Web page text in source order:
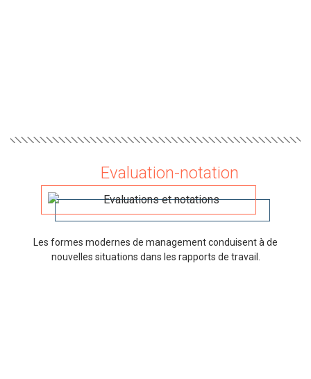
Evaluation-notation
Les formes modernes de management conduisent à de
nouvelles situations dans les rapports de travail.